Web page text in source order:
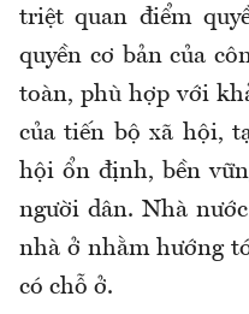
triệt quan điểm
quyền cơ bản của
toàn, phù hợp với
của tiến bộ xã hội,
hội ổn định, bền
người dân. Nhà
nhà ở nhằm hướng
có chỗ ở.